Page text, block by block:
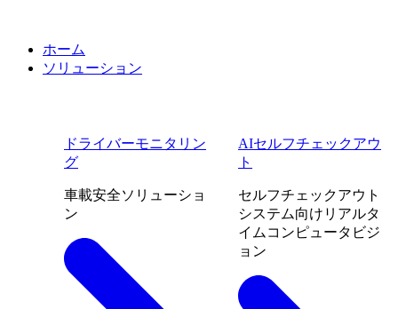
ホーム
ソリューション
ドライバーモニタリン
グ
車載安全ソリューショ
ン
AIセルフチェックアウ
ト
セルフチェックアウト
システム向けリアルタ
イムコンピュータビジ
ョン